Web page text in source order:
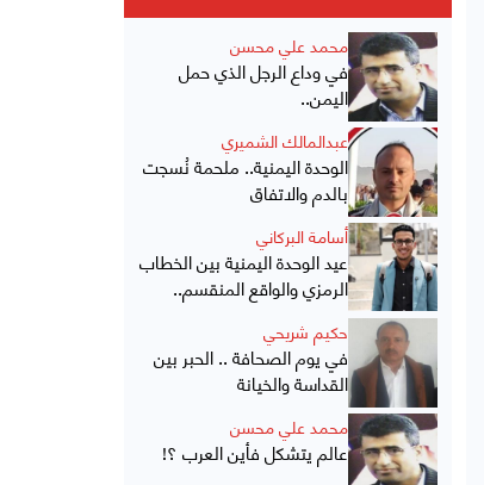
محمد علي محسن
في وداع الرجل الذي حمل
اليمن..
عبدالمالك الشميري
الوحدة اليمنية.. ملحمة نُسجت
بالدم والاتفاق
أسامة البركاني
عيد الوحدة اليمنية بين الخطاب
الرمزي والواقع المنقسم..
حكيم شريحي
في يوم الصحافة .. الحبر بين
القداسة والخيانة
محمد علي محسن
عالم يتشكل فأين العرب ؟!